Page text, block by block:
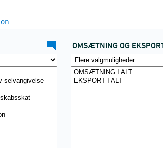
OMSÆTNING OG